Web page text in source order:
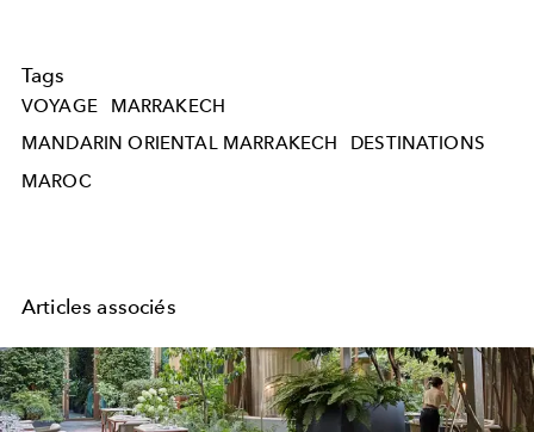
Tags
VOYAGE
MARRAKECH
MANDARIN ORIENTAL MARRAKECH
DESTINATIONS
MAROC
Articles associés